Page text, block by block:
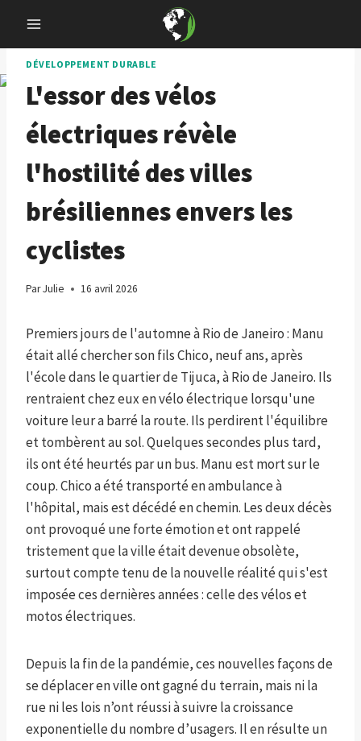
content
DÉVELOPPEMENT DURABLE
L'essor des vélos
électriques révèle
l'hostilité des villes
brésiliennes envers les
cyclistes
ParJulie 16 avril 2026
Premiers jours de l'automne à Rio de Janeiro : Manu
était allé chercher son fils Chico, neuf ans, après
l'école dans le quartier de Tijuca, à Rio de Janeiro. Ils
rentraient chez eux en vélo électrique lorsqu'une
voiture leur a barré la route. Ils perdirent l'équilibre
et tombèrent au sol. Quelques secondes plus tard,
ils ont été heurtés par un bus. Manu est mort sur le
coup. Chico a été transporté en ambulance à
l'hôpital, mais est décédé en chemin. Les deux décès
ont provoqué une forte émotion et ont rappelé
tristement que la ville était devenue obsolète,
surtout compte tenu de la nouvelle réalité qui s'est
imposée ces dernières années : celle des vélos et
motos électriques.
Depuis la fin de la pandémie, ces nouvelles façons de
se déplacer en ville ont gagné du terrain, mais ni la
rue ni les lois n’ont réussi à suivre la croissance
exponentielle du nombre d’usagers. Il en résulte un